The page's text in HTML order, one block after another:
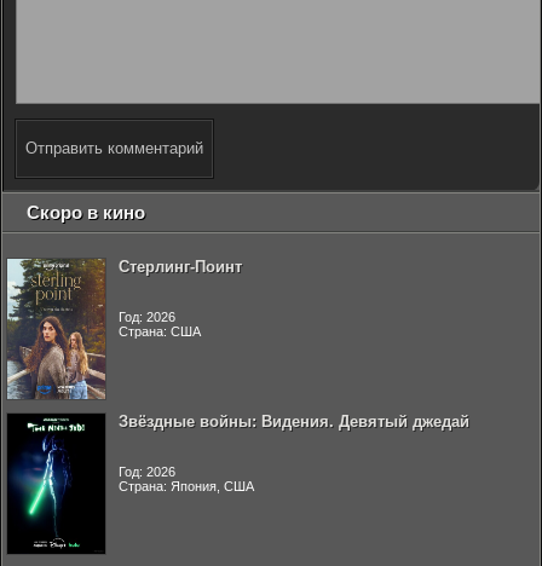
Отправить комментарий
Скоро в кино
Стерлинг-Поинт
Год: 2026
Страна: США
Звёздные войны: Видения. Девятый джедай
Год: 2026
Страна: Япония, США